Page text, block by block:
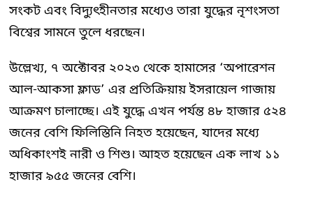
সংকট এবং বিদ্যুৎহীনতার মধ্যেও তারা যুদ্ধের নৃশংসতা
বিশ্বের সামনে তুলে ধরছেন।
উল্লেখ্য, ৭ অক্টোবর ২০২৩ থেকে হামাসের ‘অপারেশন
আল-আকসা ফ্লাড’ এর প্রতিক্রিয়ায় ইসরায়েল গাজায়
আক্রমণ চালাচ্ছে। এই যুদ্ধে এখন পর্যন্ত ৪৮ হাজার ৫২৪
জনের বেশি ফিলিস্তিনি নিহত হয়েছেন, যাদের মধ্যে
অধিকাংশই নারী ও শিশু। আহত হয়েছেন এক লাখ ১১
হাজার ৯৫৫ জনের বেশি।